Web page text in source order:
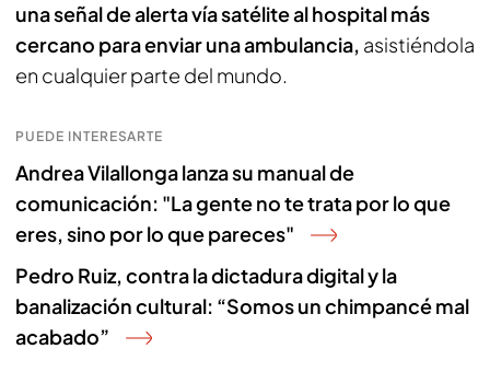
una señal de alerta vía satélite al hospital más
cercano para enviar una ambulancia, asistiéndola
en cualquier parte del mundo.
PUEDE INTERESARTE
Andrea Vilallonga lanza su manual de
comunicación: "La gente no te trata por lo que
eres, sino por lo que pareces"
Pedro Ruiz, contra la dictadura digital y la
banalización cultural: “Somos un chimpancé mal
acabado”